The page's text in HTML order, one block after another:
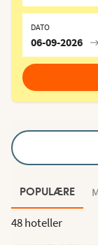
DATO
06-09-2026
POPULÆRE
48 hoteller